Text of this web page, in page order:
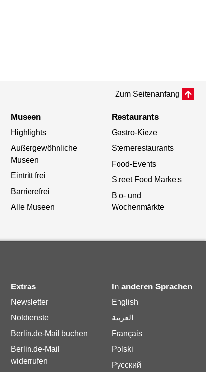
Zum Seitenanfang
Museen
Highlights
Außergewöhnliche
Museen
Eintritt frei
Barrierefrei
Alle Museen
Restaurants
Gastro-Kieze
Sternerestaurants
Food-Events
Street Food Markets
Bio- und
Wochenmärkte
Extras
Newsletter
Notdienste
Berlin.de-Mail buchen
Berlin.de-Mail
widerrufen
In anderen Sprachen
English
العربية
Français
Polski
Русский